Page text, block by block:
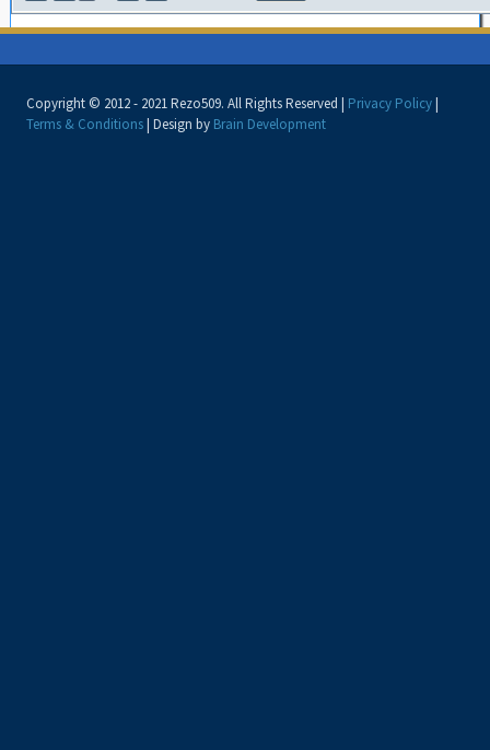
Copyright © 2012 - 2021 Rezo509. All Rights Reserved | Privacy Policy|
Terms & Conditions| Design by Brain Development